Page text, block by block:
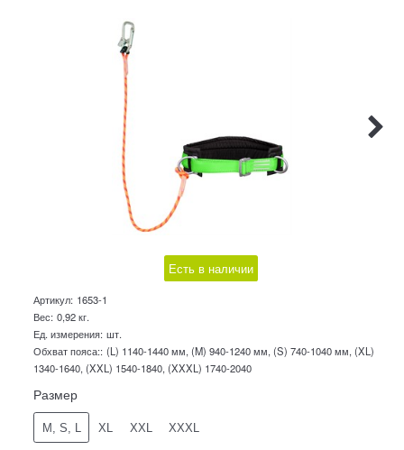
Есть в наличии
Артикул: 1653-1
Вес: 0,92кг.
Ед. измерения: шт.
Обхват пояса:: (L) 1140-1440 мм, (M) 940-1240 мм, (S) 740-1040 мм, (XL)
1340-1640, (XXL) 1540-1840, (XXXL) 1740-2040
Размер
M, S, L XL XXL XXXL